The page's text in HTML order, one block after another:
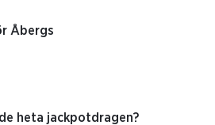
Åbergs
heta jackpotdragen?